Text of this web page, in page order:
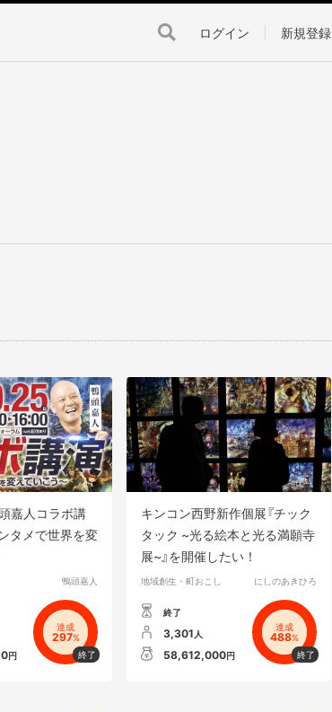
ログイン 新規登録
嘉人コラボ講
タメで世界を変
鴨頭嘉人
円
達成
297%
キンコン西野新作個展『チック
タック ~光る絵本と光る満願寺
展~』を開催したい！
地域創生・町おこし にしのあきひろ
終了
3,301 人
58,612,000円
達成
488%